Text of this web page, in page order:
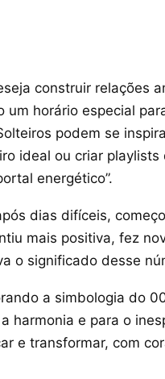
construir relações
um horário especial
podem se
ideal ou criar playlists
energético”.
dias difíceis,
mais positiva, fez
o significado desse
a simbologia do
harmonia e para o
e transformar, com